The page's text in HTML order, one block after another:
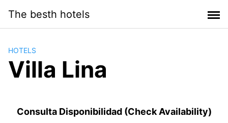
contenido
The besth hotels
HOTELS
Villa Lina
Consulta Disponibilidad (Check Availability)